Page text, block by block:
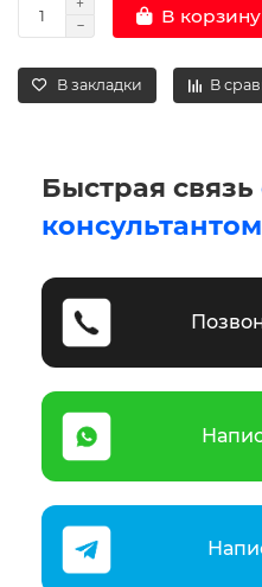
В корзину
В закладки В
Быстрая связь
консультантом